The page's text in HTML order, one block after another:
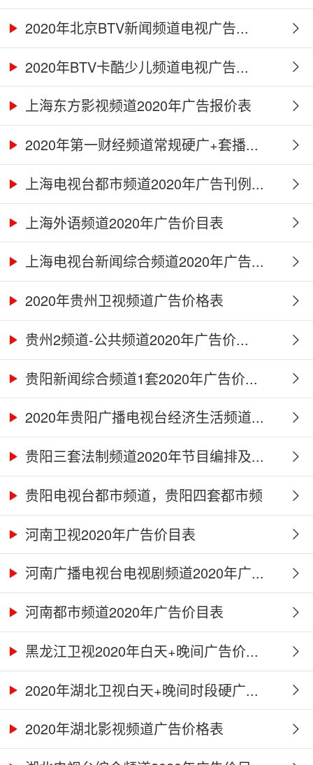
2020年北京BTV新闻频道电视广告...
2020年BTV卡酷少儿频道电视广告...
上海东方影视频道2020年广告报价表
2020年第一财经频道常规硬广+套播...
上海电视台都市频道2020年广告刊例...
上海外语频道2020年广告价目表
上海电视台新闻综合频道2020年广告...
2020年贵州卫视频道广告价格表
贵州2频道-公共频道2020年广告价...
贵阳新闻综合频道1套2020年广告价...
2020年贵阳广播电视台经济生活频道...
贵阳三套法制频道2020年节目编排及...
贵阳电视台都市频道，贵阳四套都市频
道...河南卫视2020年广告价目表
河南广播电视台电视剧频道2020年广...
河南都市频道2020年广告价目表
黑龙江卫视2020年白天+晚间广告价...
2020年湖北卫视白天+晚间时段硬广...
2020年湖北影视频道广告价格表